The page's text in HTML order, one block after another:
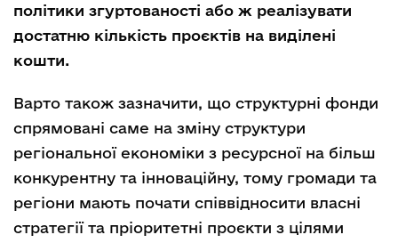
політики згуртованості або ж реалізувати
достатню кількість проєктів на виділені
кошти.
Варто також зазначити, що структурні фонди
спрямовані саме на зміну структури
регіональної економіки з ресурсної на більш
конкурентну та інноваційну, тому громади та
регіони мають почати співвідносити власні
стратегії та пріоритетні проєкти з цілями